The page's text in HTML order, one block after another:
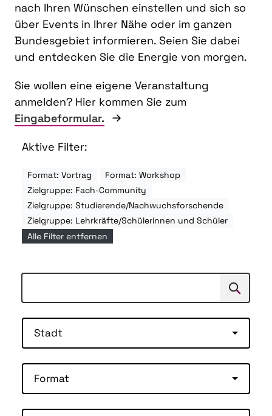
nach Ihren Wünschen einstellen und sich so
über Events in Ihrer Nähe oder im ganzen
Bundesgebiet informieren. Seien Sie dabei
und entdecken Sie die Energie von morgen.
Sie wollen eine eigene Veranstaltung
anmelden? Hier kommen Sie zum
Eingabeformular.
Aktive Filter:
Format: Vortrag
Format: Workshop
Zielgruppe: Fach-Community
Zielgruppe: Studierende/Nachwuchsforschende
Zielgruppe: Lehrkräfte/Schülerinnen und Schüler
Alle Filter entfernen
Suchen
Stadt
Format